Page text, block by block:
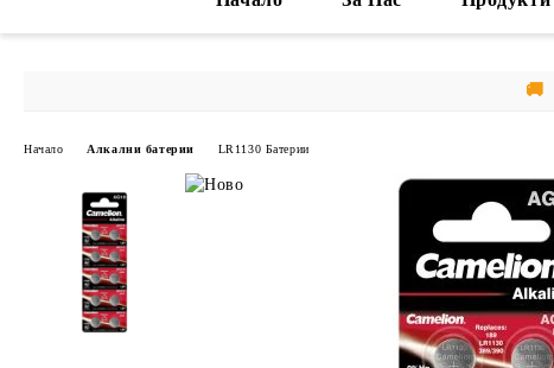
🚚
Начало Алкални батерии LR1130 Батерии